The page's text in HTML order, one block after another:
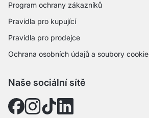
Program ochrany zákazníků
Pravidla pro kupující
Pravidla pro prodejce
Ochrana osobních údajů a soubory cookie
Naše sociální sítě